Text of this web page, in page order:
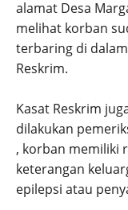
alamat Desa
melihat korban
terbaring di
Reskrim.
Kasat Reskrim
dilakukan
, korban memiliki
keterangan
epilepsi atau